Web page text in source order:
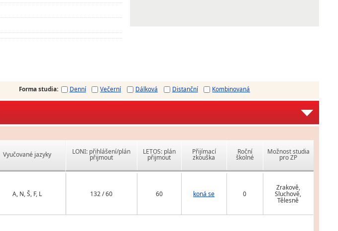
Forma studia: Denní Večerní Dálková Distanční Kombinovaná
Vyučované jazyky
A, N, Š, F, L
LONI: přihlášení/plán
přijmout
LETOS: plán
přijmout
Přijímací
zkouška
Roční
školné
Možnost studia
pro ZP
132 / 60 60 koná se 0
Zrakově,
Sluchově,
Tělesně